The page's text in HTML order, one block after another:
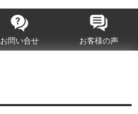
お問い合せ お客様の声